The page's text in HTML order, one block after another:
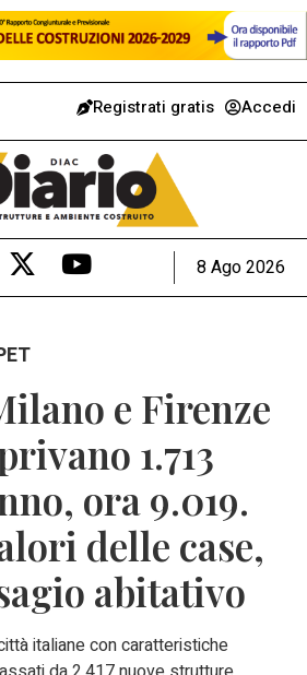
Registrati gratis Accedi
8 Ago 2026
e Firenze
1.713
ora 9.019.
delle case,
abitativo
italiane con caratteristiche